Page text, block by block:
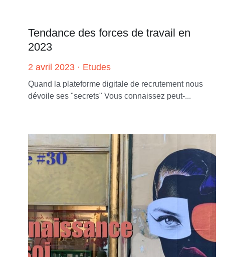
Tendance des forces de travail en
2023
2 avril 2023· Etudes
Quand la plateforme digitale de recrutement nous
dévoile ses "secrets" Vous connaissez peut-...